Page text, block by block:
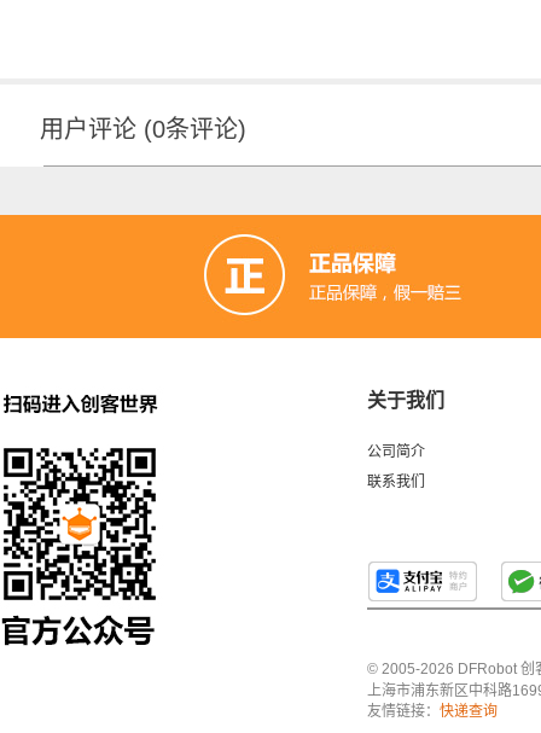
用户评论 (0条评论)
关于我们
公司简介
联系我们
© 2005-2026 DFRobot 创
上海市浦东新区中科路
友情链接： 快递查询